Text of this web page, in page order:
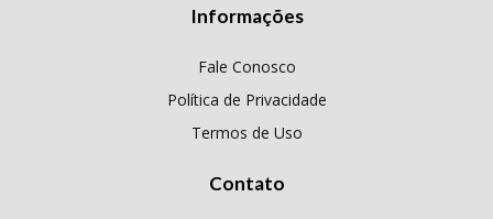
Informações
Fale Conosco
Política de Privacidade
Termos de Uso
Contato